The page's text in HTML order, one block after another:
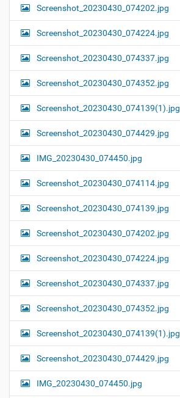
Screenshot_20230430_074202.jpg
Screenshot_20230430_074224.jpg
Screenshot_20230430_074337.jpg
Screenshot_20230430_074352.jpg
Screenshot_20230430_074139(1).jpg
Screenshot_20230430_074429.jpg
IMG_20230430_074450.jpg
Screenshot_20230430_074114.jpg
Screenshot_20230430_074139.jpg
Screenshot_20230430_074202.jpg
Screenshot_20230430_074224.jpg
Screenshot_20230430_074337.jpg
Screenshot_20230430_074352.jpg
Screenshot_20230430_074139(1).jpg
Screenshot_20230430_074429.jpg
IMG_20230430_074450.jpg